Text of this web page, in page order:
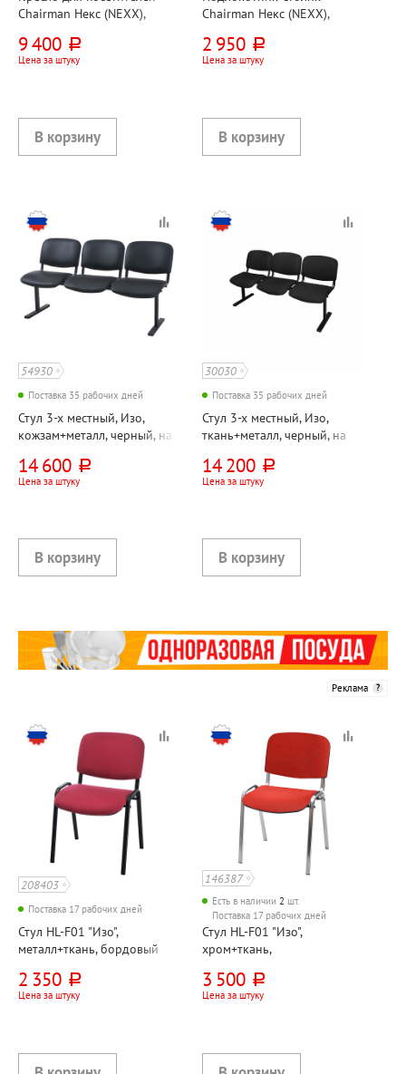
Chairman Некс (NEXX),
черное
9 400 руб.
Цена за штуку
Chairman Некс (NEXX),
2 950 руб.
Цена за штуку
54930
Поставка 35 рабочих дней
Стул 3-х местный, Изо,
кожзам+металл, черный, на
14 600 руб.
Цена за штуку
30030
Поставка 35 рабочих дней
Стул 3-х местный, Изо,
ткань+металл, черный, на
14 200 руб.
Цена за штуку
Реклама
208403
Поставка 17 рабочих дней
Стул HL-F01 "Изо",
металл+ткань, бордовый
2 350 руб.
Цена за штуку
146387
Есть в наличии 2 шт.
Поставка 17 рабочих дней
Стул HL-F01 "Изо",
хром+ткань,
3 500 руб.
Цена за штуку